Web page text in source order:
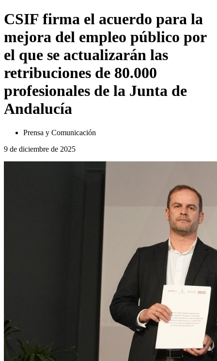
CSIF firma el acuerdo para la
mejora del empleo público por
el que se actualizarán las
retribuciones de 80.000
profesionales de la Junta de
Andalucía
Prensa y Comunicación
9 de diciembre de 2025